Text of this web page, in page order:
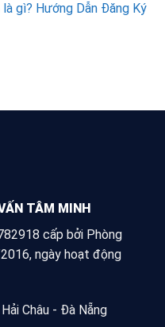
là gì? Hướng Dẫn Đăng Ký
TÂM MINH
cấp bởi Phòng
ngày hoạt động
Châu - Đà Nẵng